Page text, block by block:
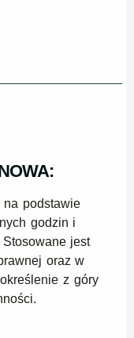
na podstawie
godzin i
jest
oraz w
z góry